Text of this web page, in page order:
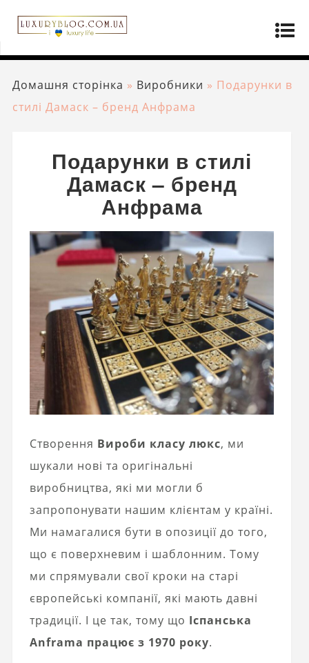
Домашня сторінка » Виробники » Подарунки в
стилі Дамаск – бренд Анфрама
Подарунки в стилі
Дамаск – бренд
Анфрама
Створення Вироби класу люкс, ми
шукали нові та оригінальні
виробництва, які ми могли б
запропонувати нашим клієнтам у країні.
Ми намагалися бути в опозиції до того,
що є поверхневим і шаблонним. Тому
ми спрямували свої кроки на старі
європейські компанії, які мають давні
традиції. І це так, тому що Іспанська
Anframa працює з 1970 року.